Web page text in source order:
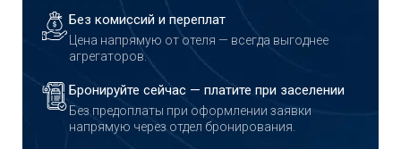
Без комиссий и переплат
Цена напрямую от отеля — всегда выгоднее
агрегаторов.
Бронируйте сейчас — платите при заселении
Без предоплаты при оформлении заявки
напрямую через отдел бронирования.